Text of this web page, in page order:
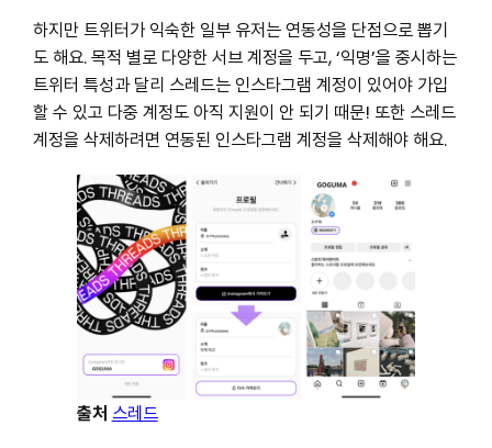
하지만 트위터가 익숙한 일부 유저는 연동성을 단점으로 뽑기
도 해요. 목적 별로 다양한 서브 계정을 두고, ‘익명’을 중시하는
트위터 특성과 달리 스레드는 인스타그램 계정이 있어야 가입
할 수 있고 다중 계정도 아직 지원이 안 되기 때문! 또한 스레드
계정을 삭제하려면 연동된 인스타그램 계정을 삭제해야 해요.
출처 스레드